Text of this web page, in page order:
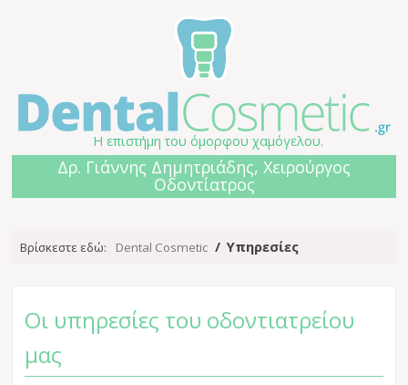
Η επιστήμη του όμορφου χαμόγελου.
Δρ. Γιάννης Δημητριάδης, Χειρούργος
Οδοντίατρος
Βρίσκεστε εδώ: Dental Cosmetic Υπηρεσίες
Οι υπηρεσίες του οδοντιατρείου
μας